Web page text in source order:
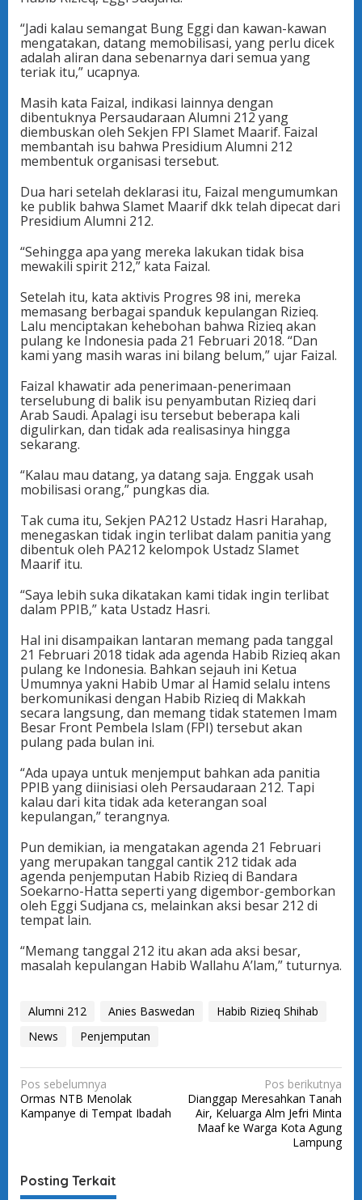
“Jadi kalau semangat Bung Eggi dan kawan-kawan
mengatakan, datang memobilisasi, yang perlu dicek
adalah aliran dana sebenarnya dari semua yang
teriak itu,” ucapnya.
Masih kata Faizal, indikasi lainnya dengan
dibentuknya Persaudaraan Alumni 212 yang
diembuskan oleh Sekjen FPI Slamet Maarif. Faizal
membantah isu bahwa Presidium Alumni 212
membentuk organisasi tersebut.
Dua hari setelah deklarasi itu, Faizal mengumumkan
ke publik bahwa Slamet Maarif dkk telah dipecat dari
Presidium Alumni 212.
“Sehingga apa yang mereka lakukan tidak bisa
mewakili spirit 212,” kata Faizal.
Setelah itu, kata aktivis Progres 98 ini, mereka
memasang berbagai spanduk kepulangan Rizieq.
Lalu menciptakan kehebohan bahwa Rizieq akan
pulang ke Indonesia pada 21 Februari 2018. “Dan
kami yang masih waras ini bilang belum,” ujar Faizal.
Faizal khawatir ada penerimaan-penerimaan
terselubung di balik isu penyambutan Rizieq dari
Arab Saudi. Apalagi isu tersebut beberapa kali
digulirkan, dan tidak ada realisasinya hingga
sekarang.
“Kalau mau datang, ya datang saja. Enggak usah
mobilisasi orang,” pungkas dia.
Tak cuma itu, Sekjen PA212 Ustadz Hasri Harahap,
menegaskan tidak ingin terlibat dalam panitia yang
dibentuk oleh PA212 kelompok Ustadz Slamet
Maarif itu.
“Saya lebih suka dikatakan kami tidak ingin terlibat
dalam PPIB,” kata Ustadz Hasri.
Hal ini disampaikan lantaran memang pada tanggal
21 Februari 2018 tidak ada agenda Habib Rizieq akan
pulang ke Indonesia. Bahkan sejauh ini Ketua
Umumnya yakni Habib Umar al Hamid selalu intens
berkomunikasi dengan Habib Rizieq di Makkah
secara langsung, dan memang tidak statemen Imam
Besar Front Pembela Islam (FPI) tersebut akan
pulang pada bulan ini.
“Ada upaya untuk menjemput bahkan ada panitia
PPIB yang diinisiasi oleh Persaudaraan 212. Tapi
kalau dari kita tidak ada keterangan soal
kepulangan,” terangnya.
Pun demikian, ia mengatakan agenda 21 Februari
yang merupakan tanggal cantik 212 tidak ada
agenda penjemputan Habib Rizieq di Bandara
Soekarno-Hatta seperti yang digembor-gemborkan
oleh Eggi Sudjana cs, melainkan aksi besar 212 di
tempat lain.
“Memang tanggal 212 itu akan ada aksi besar,
masalah kepulangan Habib Wallahu A’lam,” tuturnya.
Alumni 212 Anies Baswedan
Habib Rizieq Shihab
News
Penjemputan
N
a
g
Pos sebelumnya
Ormas NTB Menolak
Kampanye di Tempat Ibadah
Pos berikutnya
Dianggap Meresahkan Tanah
Air, Keluarga Alm Jefri Minta
Maaf ke Warga Kota Agung
Lampung
Posting Terkait